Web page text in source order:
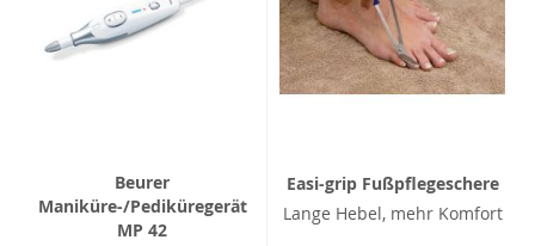
Beurer
Maniküre-/Pediküregerät
MP 42
Easi-grip Fußpflegeschere
Lange Hebel, mehr Komfort